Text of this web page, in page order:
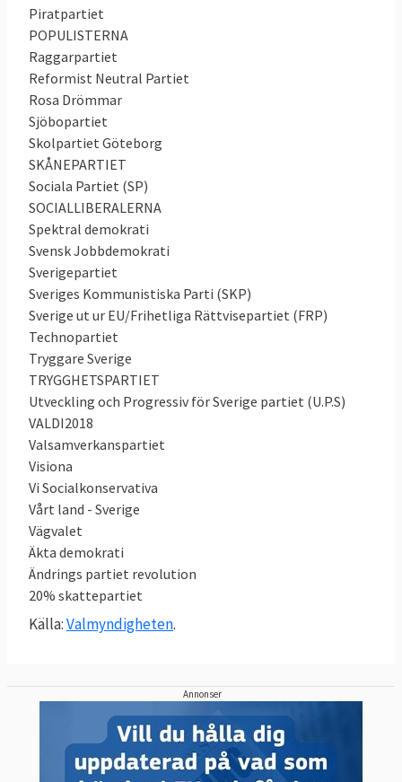
Piratpartiet
POPULISTERNA
Raggarpartiet
Reformist Neutral Partiet
Rosa Drömmar
Sjöbopartiet
Skolpartiet Göteborg
SKÅNEPARTIET
Sociala Partiet (SP)
SOCIALLIBERALERNA
Spektral demokrati
Svensk Jobbdemokrati
Sverigepartiet
Sveriges Kommunistiska Parti (SKP)
Sverige ut ur EU/Frihetliga Rättvisepartiet (FRP)
Technopartiet
Tryggare Sverige
TRYGGHETSPARTIET
Utveckling och Progressiv för Sverige partiet (U.P.S)
VALDI2018
Valsamverkanspartiet
Visiona
Vi Socialkonservativa
Vårt land - Sverige
Vägvalet
Äkta demokrati
Ändrings partiet revolution
20% skattepartiet
Källa:Valmyndigheten.
Annonser